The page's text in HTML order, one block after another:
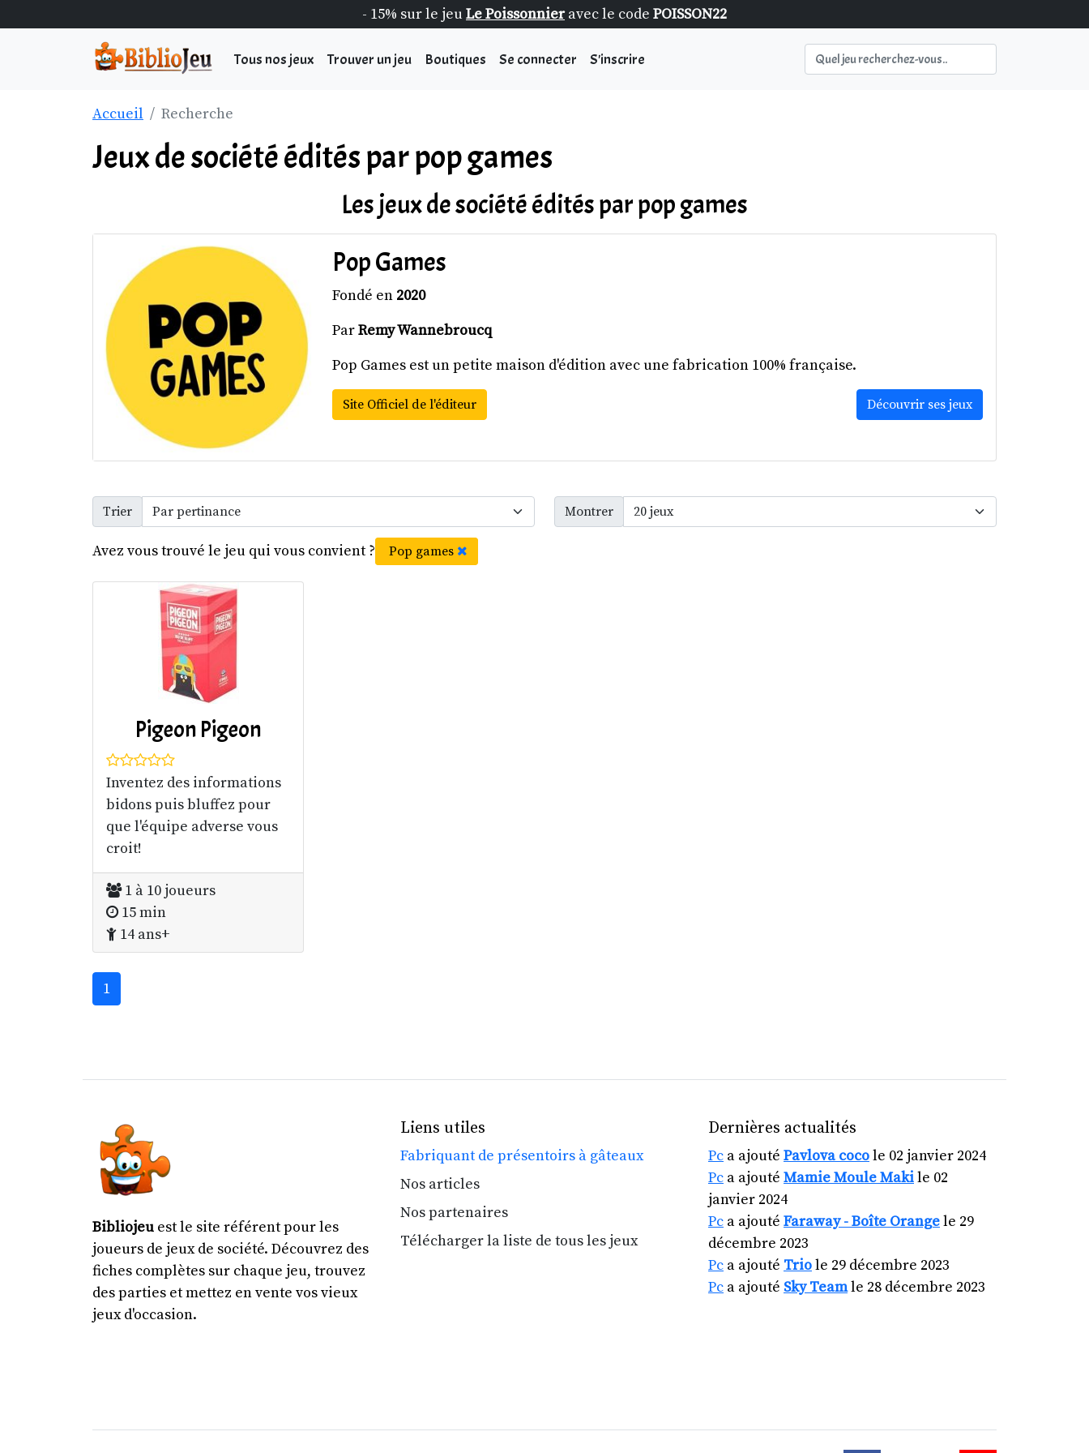
- 15% sur le jeuLe Poissonnieravec le code POISSON22
Tous nos jeux Trouver un jeu Boutiques Se connecter S'inscrire
Accueil Recherche
Jeux de société édités par pop games
Les jeux de société édités par pop games
Pop Games
Fondé en 2020
ParRemy Wannebroucq
Pop Games est un petite maison d'édition avec une fabrication 100% française.
Site Officiel de l'éditeur
Trier Montrer
Avez vous trouvé le jeu qui vous convient ? Pop games
Pigeon Pigeon
Inventez des informations
bidons puis bluffez pour
que l'équipe adverse vous
croit!
1 à 10 joueurs
15 min
14 ans+
1
Bibliojeu est le site référent pour les
joueurs de jeux de société. Découvrez des
fiches complètes sur chaque jeu, trouvez
des parties et mettez en vente vos vieux
jeux d'occasion.
Liens utiles
Fabriquant de présentoirs à gâteaux
Nos articles
Nos partenaires
Télécharger la liste de tous les jeux
Dernières actualités
Pc a ajouté Pavlova cocole 02 janvier 2024
Pc a ajouté Mamie Moule Makile 02
janvier 2024
Pc a ajouté Faraway - Boîte Orangele 29
décembre 2023
Pc a ajouté Triole 29 décembre 2023
Pc a ajouté Sky Teamle 28 décembre 2023